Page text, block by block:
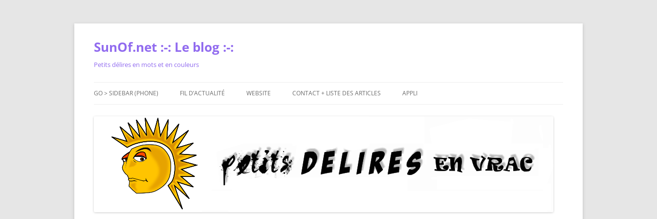
Skip
SunOf.net :-: Le blog :-:
Petits délires en mots et en couleurs
GO > SIDEBAR (PHONE) FIL D’ACTUALITÉ WEBSITE CONTACT + LISTE DES ARTICLES APPLI